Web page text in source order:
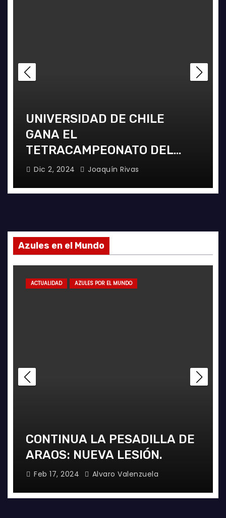
UNIVERSIDAD DE CHILE
GANA EL
TETRACAMPEONATO DEL
FUTSAL FEMENINO
Dic 2, 2024 Joaquín Rivas
Azules en el Mundo
ACTUALIDAD AZULES POR EL MUNDO
CONTINUA LA PESADILLA DE
ARAOS: NUEVA LESIÓN.
Feb 17, 2024 Alvaro Valenzuela